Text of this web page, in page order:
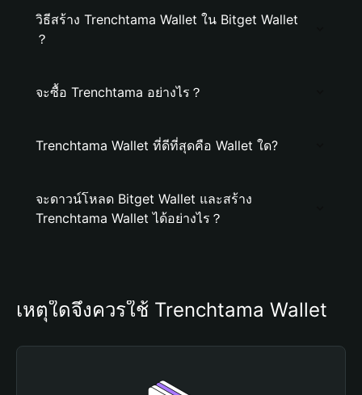
วิธีสร้าง Trenchtama Wallet ใน Bitget Wallet
？
จะซื้อ Trenchtama อย่างไร？
Trenchtama Wallet ที่ดีที่สุดคือ Wallet ใด?
จะดาวน์โหลด Bitget Wallet และสร้าง
Trenchtama Wallet ได้อย่างไร？
เหตุใดจึงควรใช้ Trenchtama Wallet